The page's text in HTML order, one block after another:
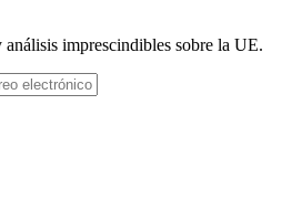
imprescindibles sobre la UE.